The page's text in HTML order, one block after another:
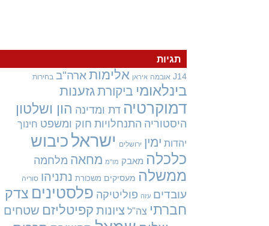
תגיות
J14 אובמה איראן אלימות ארה"ב בחירות
בינלאומיביקורתגזענות
דמוקרטיה דת ומדינההון ושלטון
היסטוריה התנחלויות חוק ומשפט חינוך
יהדות ימין ירושלים ישראלכיבוש
כלכלה מאבק מו"מ מחאהמלחמה
ממשלה מעסיקים משכורת נתניהו סוריה
עובדים עזה פוליטיקה פלסטיניםצדק
חברתי צה"ל ציונותקפיטליזםשטחים